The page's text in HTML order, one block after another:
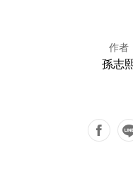
作者
孫志